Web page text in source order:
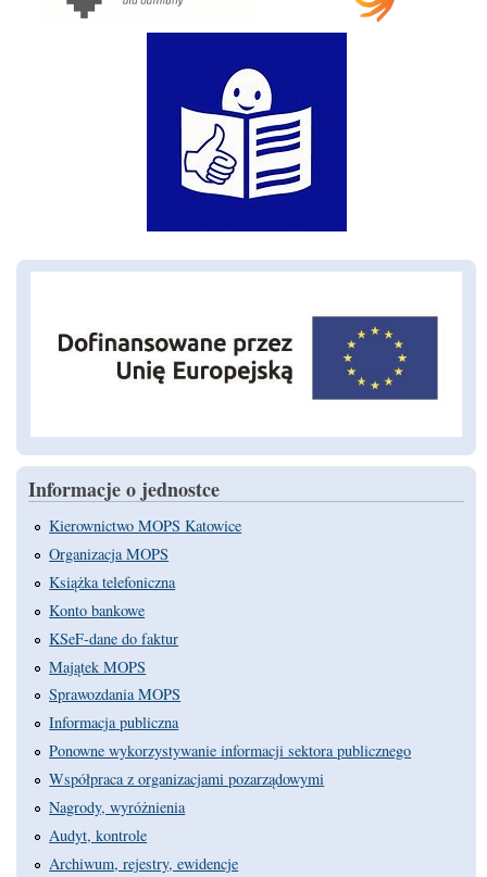
Informacje o jednostce
Kierownictwo MOPS Katowice
Organizacja MOPS
Książka telefoniczna
Konto bankowe
KSeF-dane do faktur
Majątek MOPS
Sprawozdania MOPS
Informacja publiczna
Ponowne wykorzystywanie informacji sektora publicznego
Współpraca z organizacjami pozarządowymi
Nagrody, wyróżnienia
Audyt, kontrole
Archiwum, rejestry, ewidencje